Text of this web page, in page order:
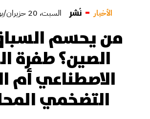
الأخبار نُشر السبت، 20 حزيران/يونيو 2026
من يحسم
الصين؟ طفرة
الاصطناعي أم
التضخمي